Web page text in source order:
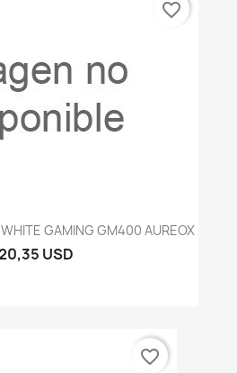
GAMING GM400 AUREOX
USD
favorite_border
favorite_border